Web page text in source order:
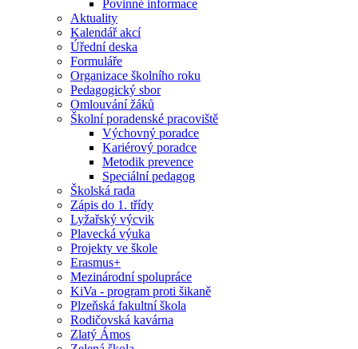
Povinné informace
Aktuality
Kalendář akcí
Úřední deska
Formuláře
Organizace školního roku
Pedagogický sbor
Omlouvání žáků
Školní poradenské pracoviště
Výchovný poradce
Kariérový poradce
Metodik prevence
Speciální pedagog
Školská rada
Zápis do 1. třídy
Lyžařský výcvik
Plavecká výuka
Projekty ve škole
Erasmus+
Mezinárodní spolupráce
KiVa - program proti šikaně
Plzeňská fakultní škola
Rodičovská kavárna
Zlatý Ámos